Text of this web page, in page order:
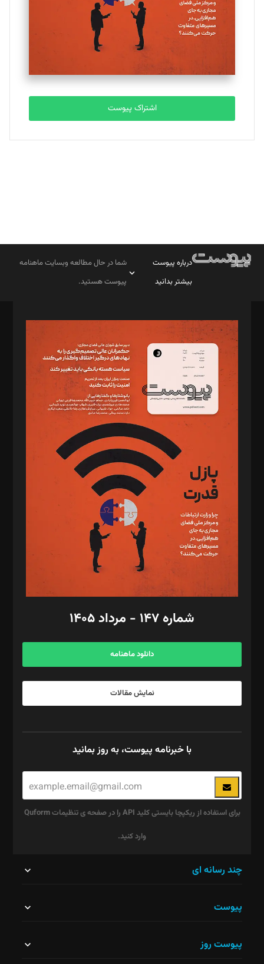
ملینا جعفری
تحریریه
مصطفی مسجدی آرانی
تحریریه
بابک نقاش
تحریریه
اشتراک پیوست
درباره پیوست
بیشتر بدانید
شما در حال مطالعه وبسایت ماهنامه
پیوست هستید.
مدیر مسئول: محمدباقر اثنی‌عشری
سردبیر: مهرک محمودی
دبیر تحریریه: میثم قاسمی
د‌بیر ناداستان: سمانه سمیع
د‌بیر خدمت و تجارت: ابوالفضل رجبی
د‌بیر حقوق فناوری: حسام‌الدین ایپکچی
د‌بیر پیوست جهان: مینا پاکدل
د‌بیر تحریریه آنلاین: بابک نقاش
تحریریه‌: مجتبی محمود‌ی، آرش برهمند، یسنا امان‌پور، سروش کرمیان،
مصطفی مسجدی آرانی، ابوالفضل رجبی، زهرا فکرانه، فائزه فتحی
رستمی،مصطفی باستان
ویرایش: نگار استاد‌‌آقا
طراح یونیفرم: مجید توکلی
فیلمبرداری و عکاسی: امیر شفیعی، مانی لطفی زاده
گرافیک و صفحه‌آرایی: سید‌سبحان‌علی ثابت
مد‌یر توسعه تجاری: کامبیز برید‌
امور مالی: شاپور رهبری، محمد‌ کاظمی‌نیا
آگهی و مشترکین: ۰۹۱۹۹۹۹۰۴۵۴
شماره ۱۴۷ - مرداد ۱۴۰۵
دانلود ماهنامه
نمایش مقالات
با خبرنامه پیوست، به روز بمانید
برای استفاده از ریکپچا بایستی کلید API را در صفحه ی تنظیمات Quform
وارد کنید.
نباید
چند رسانه ای
پیوست
پیوست روز